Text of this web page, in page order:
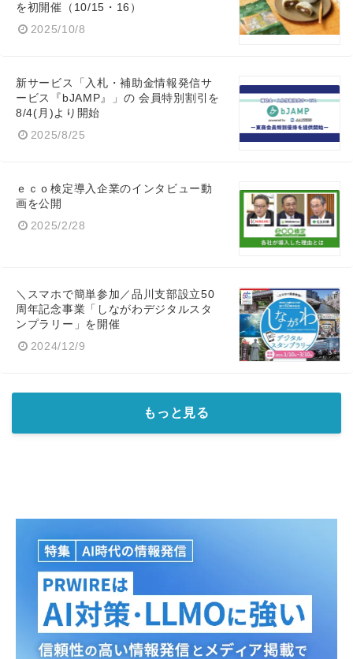
を初開催（10/15・16）
2025/10/8
新サービス「入札・補助金情報発信サ
ービス『bJAMP』」の 会員特別割引を
8/4(月)より開始
2025/8/25
ｅｃｏ検定導入企業のインタビュー動
画を公開
2025/2/28
＼スマホで簡単参加／品川支部設立50
周年記念事業「しながわデジタルスタ
ンプラリー」を開催
2024/12/9
もっと見る